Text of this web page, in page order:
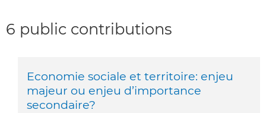
6 public contributions
Economie sociale et territoire: enjeu
majeur ou enjeu d’importance
secondaire?